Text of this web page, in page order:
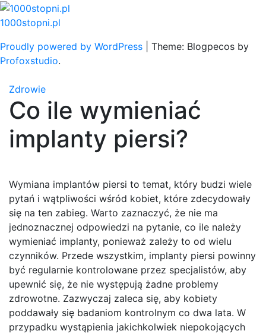
Skip
to
1000stopni.pl
Proudly powered by WordPress
Theme: Blogpecos by
Profoxstudio.
Zdrowie
Co ile wymieniać
implanty piersi?
Wymiana implantów piersi to temat, który budzi wiele
pytań i wątpliwości wśród kobiet, które zdecydowały
się na ten zabieg. Warto zaznaczyć, że nie ma
jednoznacznej odpowiedzi na pytanie, co ile należy
wymieniać implanty, ponieważ zależy to od wielu
czynników. Przede wszystkim, implanty piersi powinny
być regularnie kontrolowane przez specjalistów, aby
upewnić się, że nie występują żadne problemy
zdrowotne. Zazwyczaj zaleca się, aby kobiety
poddawały się badaniom kontrolnym co dwa lata. W
przypadku wystąpienia jakichkolwiek niepokojących